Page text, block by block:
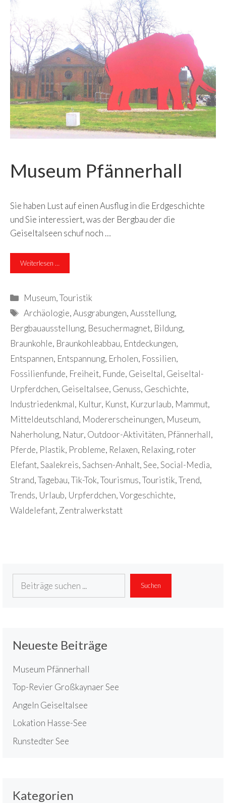
Museum Pfännerhall
Sie haben Lust auf einen Ausflug in die Erdgeschichte
und Sie interessiert, was der Bergbau der die
Geiseltalseen schuf noch …
Weiterlesen …
Kategorien
Museum,Touristik
Schlagwörter
Archäologie,Ausgrabungen,Ausstellung,
Bergbauausstellung, Besuchermagnet, Bildung,
Braunkohle, Braunkohleabbau, Entdeckungen,
Entspannen, Entspannung, Erholen, Fossilien,
Fossilienfunde, Freiheit, Funde, Geiseltal, Geiseltal-
Urpferdchen, Geiseltalsee, Genuss, Geschichte,
Industriedenkmal, Kultur, Kunst, Kurzurlaub, Mammut,
Mitteldeutschland, Modererscheinungen, Museum,
Naherholung, Natur, Outdoor-Aktivitäten, Pfännerhall,
Pferde, Plastik, Probleme, Relaxen, Relaxing, roter
Elefant,Saalekreis,Sachsen-Anhalt,See,Social-Media,
Strand,Tagebau,Tik-Tok,Tourismus,Touristik,Trend,
Trends, Urlaub, Urpferdchen,Vorgeschichte,
Waldelefant, Zentralwerkstatt
Suchen Suchen
Neueste Beiträge
Museum Pfännerhall
Top-Revier Großkaynaer See
Angeln Geiseltalsee
Lokation Hasse-See
Runstedter See
Kategorien